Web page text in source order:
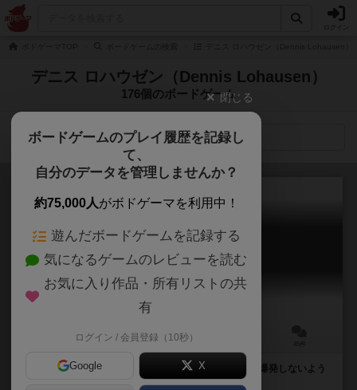
デニス ロハウゼン（Dennis Lohausen）
176個のボードゲーム
検索メニュー
クアックサルバー
Die Quacksalber von Quedlinburg
45分前後
袋から材料を引いて鍋に入れ、最高の薬を調合しよう!爆発しないよう
閉じる
ボードゲームのプレイ履歴を記録し
て、
自分のデータを管理しませんか？
約75,000人がボドゲーマを利用中！
遊んだボードゲームを記録する
気になるゲームのレビューを読む
お気に入り作品・所有リストの共
有
ログイン / 会員登録（10秒）
Google X